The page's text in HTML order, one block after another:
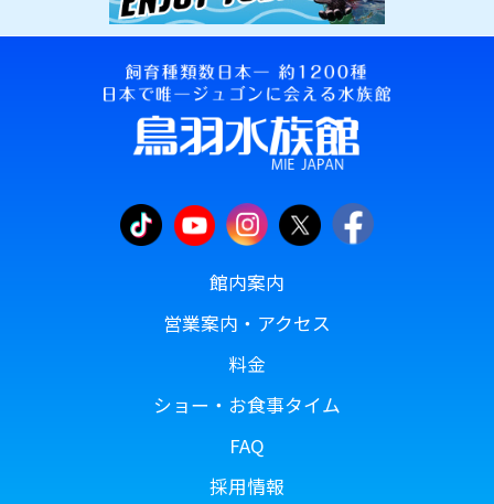
館内案内
営業案内・アクセス
料金
ショー・お食事タイム
FAQ
採用情報